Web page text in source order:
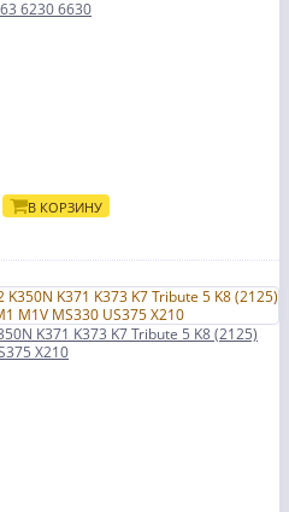
6230 6630
В КОРЗИНУ
K371 K373 K7 Tribute 5 K8 (2125)
X210